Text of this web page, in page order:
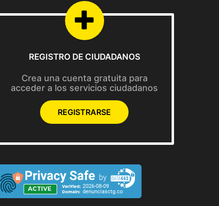
REGISTRO DE CIUDADANOS
Crea una cuenta gratuita para
acceder a los servicios ciudadanos
REGISTRARSE